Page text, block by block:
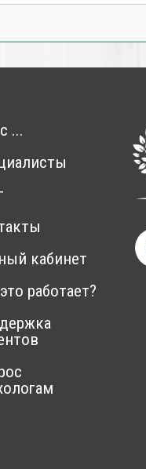
...
кабинет
работает?